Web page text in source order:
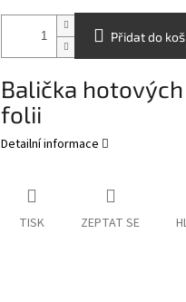
Přidat do
Balička
folii
Detailní informace
TISK ZEPTAT SE